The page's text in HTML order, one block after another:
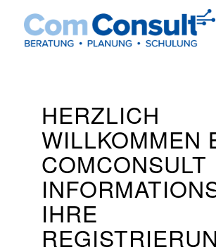
HERZLICH
WILLKOMMEN
COMCONSULT
IHRE